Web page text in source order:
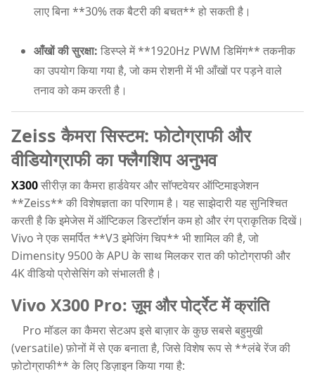
लाए बिना **30% तक बैटरी की बचत** हो सकती है।
आँखों की सुरक्षा: डिस्प्ले में **1920Hz PWM डिमिंग** तकनीक
का उपयोग किया गया है, जो कम रोशनी में भी आँखों पर पड़ने वाले
तनाव को कम करती है।
Zeiss कैमरा सिस्टम: फोटोग्राफी और
वीडियोग्राफी का फ्लैगशिप अनुभव
X300सीरीज़ का कैमरा हार्डवेयर और सॉफ्टवेयर ऑप्टिमाइजेशन
**Zeiss** की विशेषज्ञता का परिणाम है। यह साझेदारी यह सुनिश्चित
करती है कि इमेजेस में ऑप्टिकल डिस्टॉर्शन कम हो और रंग प्राकृतिक दिखें।
Vivo ने एक समर्पित **V3 इमेजिंग चिप** भी शामिल की है, जो
Dimensity 9500 के APU के साथ मिलकर रात की फोटोग्राफी और
4K वीडियो प्रोसेसिंग को संभालती है।
Vivo X300 Pro: ज़ूम और पोर्ट्रेट में क्रांति
Pro मॉडल का कैमरा सेटअप इसे बाज़ार के कुछ सबसे बहुमुखी
(versatile) फ़ोनों में से एक बनाता है, जिसे विशेष रूप से **लंबे रेंज की
फ़ोटोग्राफी** के लिए डिज़ाइन किया गया है: